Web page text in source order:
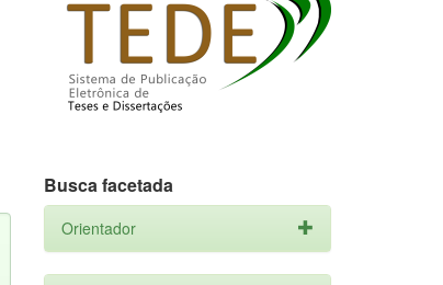
Busca facetada
Orientador